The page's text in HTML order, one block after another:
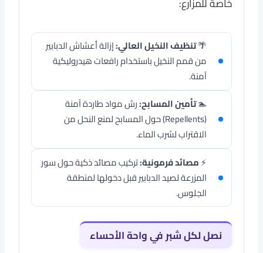
🌴تنظيف النخيل العالي:إزالة أعشاش الدبابير
من قمم النخيل باستخدام رافعات هيدروليكية
آمنة.
🏊تأمين المسابح:رش مواد طاردة آمنة
(Repellents) حول المسابح لمنع النحل من
الاقتراب لشرب الماء.
⚡مصائد فرمونية:تركيب مصائد ذكية حول سور
المزرعة لصيد الدبابير قبل دخولها لمنطقة
الجلوس.
نصل لكل شبر في واحة الأحساء